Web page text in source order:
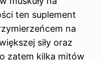
ten suplement
na
siły oraz
zatem kilka mitów